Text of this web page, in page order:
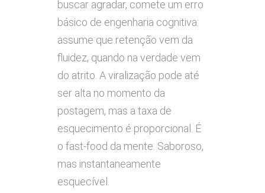
buscar agradar, comete um erro
básico de engenharia cognitiva:
assume que retenção vem da
fluidez, quando na verdade vem
do atrito. A viralização pode até
ser alta no momento da
postagem, mas a taxa de
esquecimento é proporcional. É
o fast-food da mente. Saboroso,
mas instantaneamente
esquecível.